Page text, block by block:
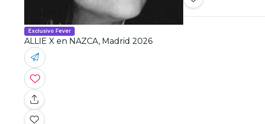
Exclusivo Fever
ALLIE X en NAZCA, Madrid 2026